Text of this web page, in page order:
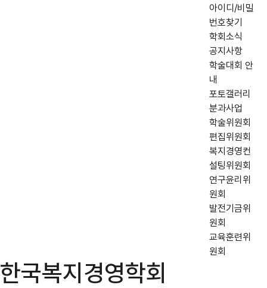
아이디/비밀
번호찾기
학회소식
공지사항
학술대회 안
내
포토갤러리
분과사업
학술위원회
편집위원회
복지경영컨
설팅위원회
연구윤리위
원회
발전기금위
원회
교육훈련위
원회
한국복지경영학회